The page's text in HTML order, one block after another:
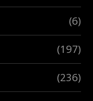
(6)
(197)
(236)